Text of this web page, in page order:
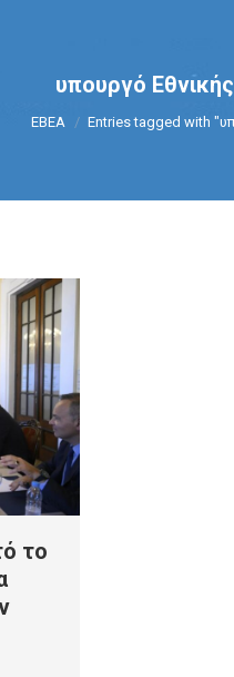
υπουργό
You are here:
ΕΒΕΑ Entries tagged with
το